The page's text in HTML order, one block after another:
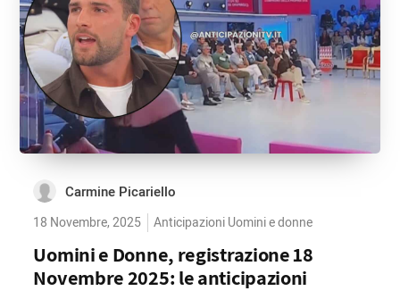
Carmine Picariello
18 Novembre, 2025 Anticipazioni Uomini e donne
Uomini e Donne, registrazione 18
Novembre 2025: le anticipazioni